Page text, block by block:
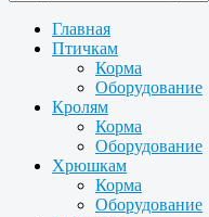
Главная
Птичкам
Корма
Оборудование
Кролям
Корма
Оборудование
Хрюшкам
Корма
Оборудование